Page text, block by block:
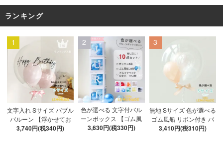
ランキング
1
文字入れ Sサイズ バブル
バルーン 【浮かせてお
届け】 バルーン
3,740円(税340円)
2
色が選べる 文字付バル
ーンボックス 【ゴム風
船&文字パーツ付き】 DI
3,630円(税330円)
3
無地 Sサイズ 色が選べる
ゴム風船 リボン付き バ
ブルバルーン 【浮かせ
3,410円(税310円)